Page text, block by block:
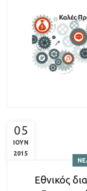
05
ΙΟΥΝ
2015
Εθνικός